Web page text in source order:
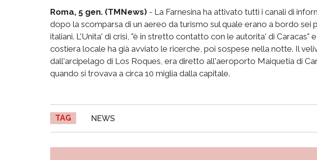
Roma, 5 gen. (TMNews) - La Farnesina ha attivato tutti i canali di
dopo la scomparsa di un aereo da turismo sul quale erano a bordo sei
italiani. L'Unita' di crisi, "è in stretto contatto con le autorita' di Caracas"
costiera locale ha già avviato le ricerche, poi sospese nella notte. Il
dall'arcipelago di Los Roques, era diretto all'aeroporto Maiquetia di
quando si trovava a circa 10 miglia dalla capitale.
TAG NEWS